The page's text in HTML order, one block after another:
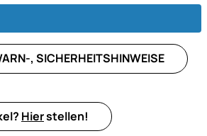
, SICHERHEITSHINWEISE
Hierstellen!